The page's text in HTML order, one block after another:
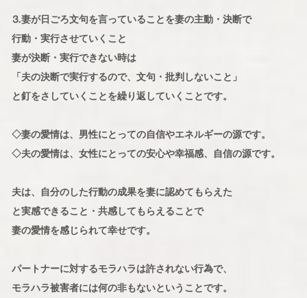
⒊妻が日ごろ文句を言っていることを妻の主動・決断で
行動・実行させていくこと
妻が決断・実行できない時は
「夫の決断で実行するので、文句・批判しないこと」
と釘をさしていくことを繰り返していくことです。
◇妻の愛情は、男性にとっての自信やエネルギーの源です。
◇夫の愛情は、女性にとっての安心や幸福感、自信の源です。
夫は、自分のした行動の成果を妻に認めてもらえた
と実感できること・共感してもらえることで
妻の愛情を感じられて幸せです。
パートナーに対するモラハラは許されない行為で、
モラハラ被害者には何の非もないということです。